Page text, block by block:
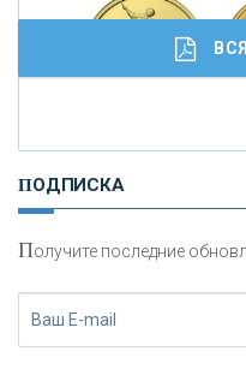
И
сохранения и
ПОДПИСКА
Получите последние